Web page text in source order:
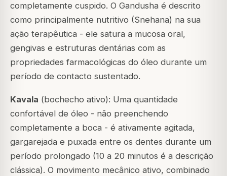
completamente cuspido. O Gandusha é descrito
como principalmente nutritivo (Snehana) na sua
ação terapêutica - ele satura a mucosa oral,
gengivas e estruturas dentárias com as
propriedades farmacológicas do óleo durante um
período de contacto sustentado.
Kavala (bochecho ativo): Uma quantidade
confortável de óleo - não preenchendo
completamente a boca - é ativamente agitada,
gargarejada e puxada entre os dentes durante um
período prolongado (10 a 20 minutos é a descrição
clássica). O movimento mecânico ativo, combinado